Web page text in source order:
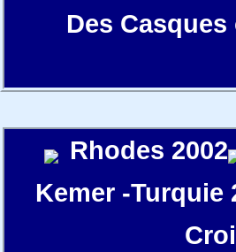
Des
Rhodes 2002
Kemer -Turquie